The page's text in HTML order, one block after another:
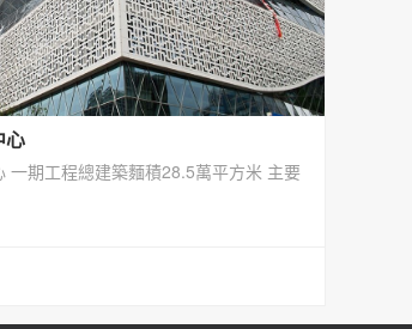
心
一期工程總建築麵積28.5萬平方米 主要